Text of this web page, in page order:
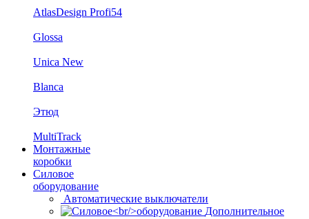
AtlasDesign Profi54
Glossa
Unica New
Blanca
Этюд
MultiTrack
Монтажные
коробки
Силовое
оборудование
Автоматические выключатели
Дополнительное